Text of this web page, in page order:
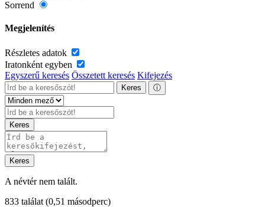
Sorrend
Megjelenítés
Részletes adatok
Iratonként egyben
Egyszerű keresés Összetett keresés Kifejezés
Keres ⓘ
Keres
Keres
A névtér nem talált.
833 találat (0,51 másodperc)